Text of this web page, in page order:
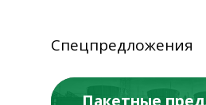
Спецпредложения